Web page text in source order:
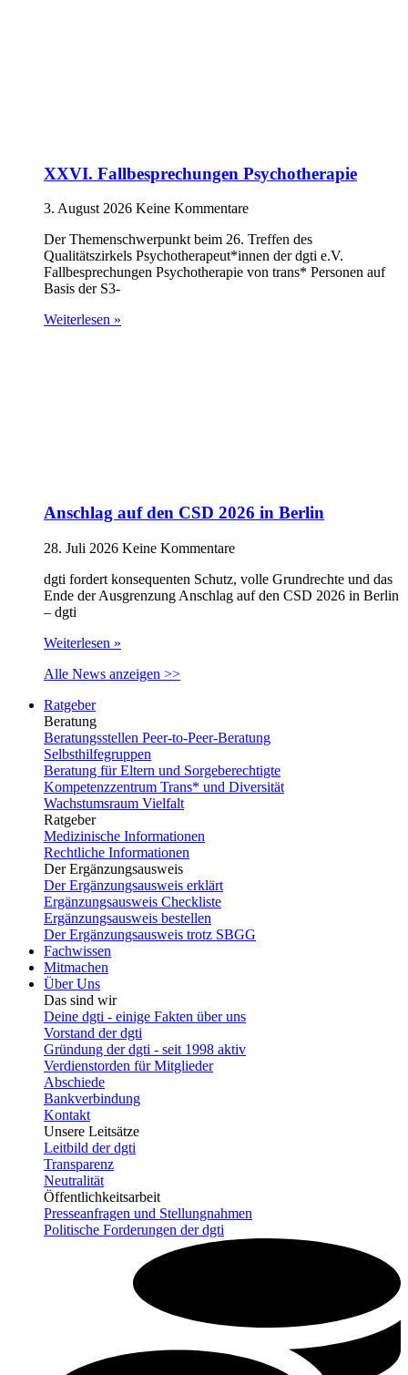
XXVI. Fallbesprechungen Psychotherapie
3. August 2026 Keine Kommentare
Der Themenschwerpunkt beim 26. Treffen des
Qualitätszirkels Psychotherapeut*innen der dgti e.V.
Fallbesprechungen Psychotherapie von trans* Personen auf
Basis der S3-
Weiterlesen »
Anschlag auf den CSD 2026 in Berlin
28. Juli 2026 Keine Kommentare
dgti fordert konsequenten Schutz, volle Grundrechte und das
Ende der Ausgrenzung Anschlag auf den CSD 2026 in Berlin
– dgti
Weiterlesen »
Alle News anzeigen >>
Ratgeber
Beratung
Beratungsstellen Peer-to-Peer-Beratung
Selbsthilfegruppen
Beratung für Eltern und Sorgeberechtigte
Kompetenzzentrum Trans* und Diversität
Wachstumsraum Vielfalt
Ratgeber
Medizinische Informationen
Rechtliche Informationen
Der Ergänzungsausweis
Der Ergänzungsausweis erklärt
Ergänzungsausweis Checkliste
Ergänzungsausweis bestellen
Der Ergänzungsausweis trotz SBGG
Fachwissen
Mitmachen
Über Uns
Das sind wir
Deine dgti - einige Fakten über uns
Vorstand der dgti
Gründung der dgti - seit 1998 aktiv
Verdienstorden für Mitglieder
Abschiede
Bankverbindung
Kontakt
Unsere Leitsätze
Leitbild der dgti
Transparenz
Neutralität
Öffentlichkeitsarbeit
Presseanfragen und Stellungnahmen
Politische Forderungen der dgti